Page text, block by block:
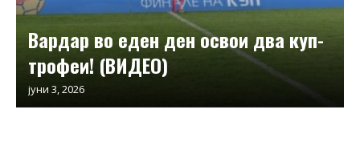
Вардар во еден ден освои два куп-
трофеи! (ВИДЕО)
јуни 3, 2026